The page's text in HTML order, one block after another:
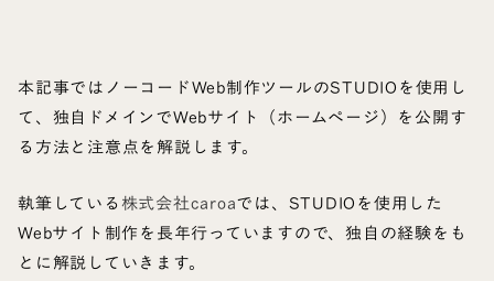
本記事ではノーコードWeb制作ツールのSTUDIOを使用し
て、独自ドメインでWebサイト（ホームページ）を公開す
る方法と注意点を解説します。
執筆している株式会社caroaでは、STUDIOを使用した
Webサイト制作を長年行っていますので、独自の経験をも
とに解説していきます。